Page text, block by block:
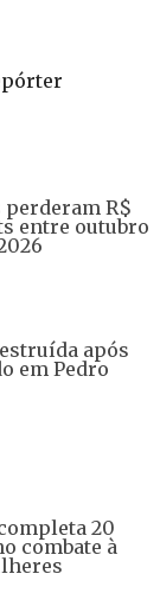
R$
entre outubro
após
em Pedro
20
combate à